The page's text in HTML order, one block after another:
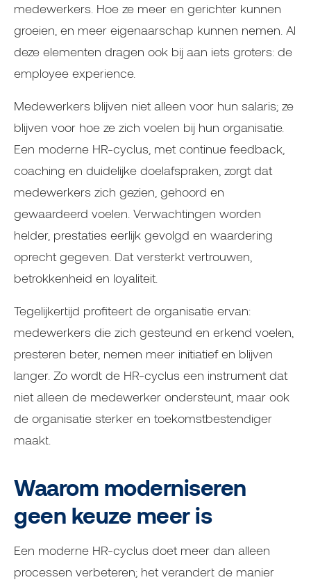
medewerkers. Hoe ze meer en gerichter kunnen
groeien, en meer eigenaarschap kunnen nemen. Al
deze elementen dragen ook bij aan iets groters: de
employee experience.
Medewerkers blijven niet alleen voor hun salaris; ze
blijven voor hoe ze zich voelen bij hun organisatie.
Een moderne HR-cyclus, met continue feedback,
coaching en duidelijke doelafspraken, zorgt dat
medewerkers zich gezien, gehoord en
gewaardeerd voelen. Verwachtingen worden
helder, prestaties eerlijk gevolgd en waardering
oprecht gegeven. Dat versterkt vertrouwen,
betrokkenheid en loyaliteit.
Tegelijkertijd profiteert de organisatie ervan:
medewerkers die zich gesteund en erkend voelen,
presteren beter, nemen meer initiatief en blijven
langer. Zo wordt de HR-cyclus een instrument dat
niet alleen de medewerker ondersteunt, maar ook
de organisatie sterker en toekomstbestendiger
maakt.
Waarom moderniseren
geen keuze meer is
Een moderne HR-cyclus doet meer dan alleen
processen verbeteren; het verandert de manier